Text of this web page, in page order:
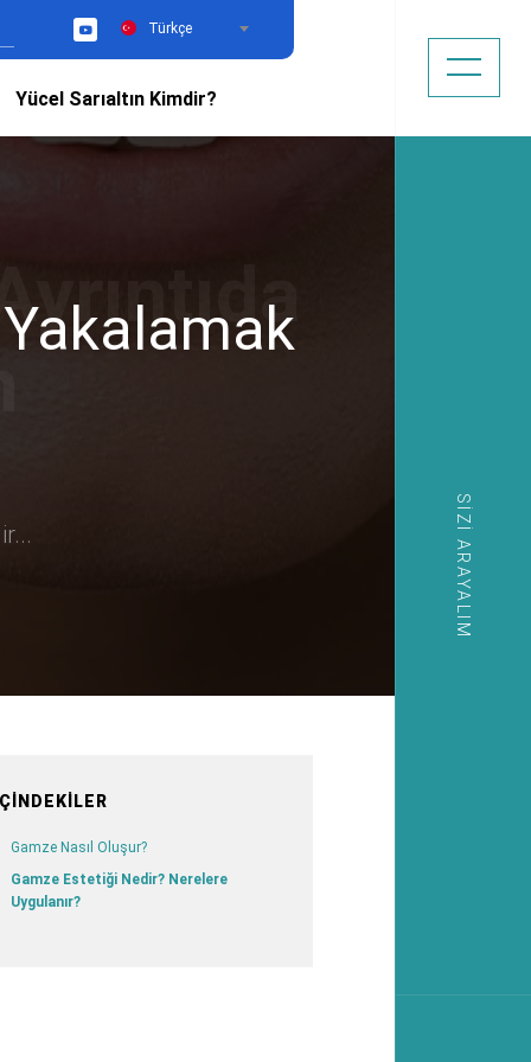
YouTubeTürkçe
Yücel Sarıaltın Kimdir?
SIZI ARAYALIM
Gamze Nasıl Oluşur?
Gamze Estetiği Nedir? Nerelere
Uygulanır?